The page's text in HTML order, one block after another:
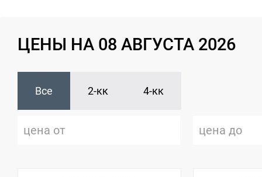
ЦЕНЫ НА 08 АВГУСТА 2026
Все 2-кк 4-кк